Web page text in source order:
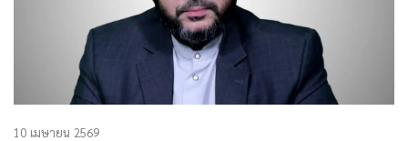
10 เมษายน 2569